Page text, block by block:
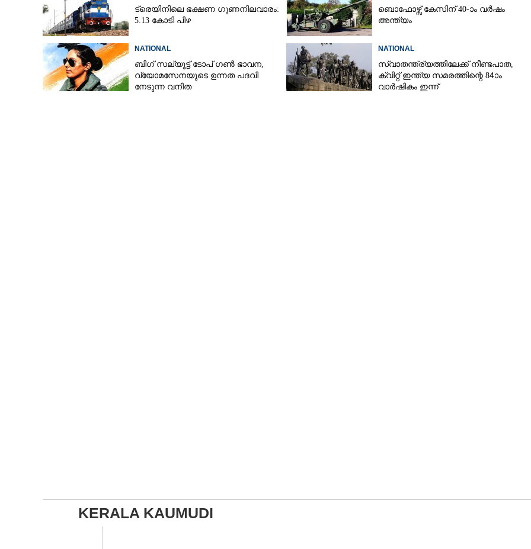
ട്രെയിനിലെ ഭക്ഷണ ഗുണനിലവാരം:
5.13 കോടി പിഴ
ബൊഫോഴ്സ് കേസിന് 40-ാം വ‌ർഷം
അന്ത്യം
NATIONAL
ബിഗ് സല്യൂട്ട് ടോപ് ഗൺ ഭാവന,​
വ്യോമസേനയുടെ ഉന്നത പദവി
നേടുന്ന വനിത
NATIONAL
സ്വാതന്ത്ര്യത്തിലേക്ക് നീണ്ടപാത,
ക്വിറ്റ് ഇന്ത്യ സമരത്തിന്റെ 84ാം
വാർഷികം ഇന്ന്
KERALA KAUMUDI